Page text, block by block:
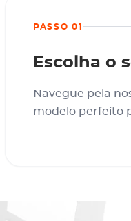
PASSO 01
Escolha o
Navegue pela
modelo perfeito